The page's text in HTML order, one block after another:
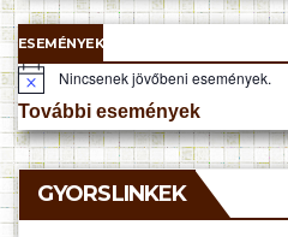
ESEMÉNYEK
N
o
t
i
c
e
Nincsenek jövőbeni események.
További események
GYORSLINKEK